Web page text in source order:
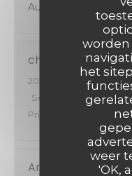
het
weer
'OK,
Au top comme
christine
2026-07-14
- 12:30 -
Service
/5
Prijs
Anissa